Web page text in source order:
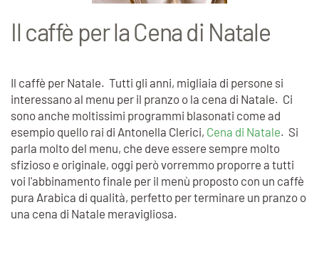
Il caffè per la Cena di Natale
Il caffè per Natale. Tutti gli anni, migliaia di persone si
interessano al menu per il pranzo o la cena di Natale. Ci
sono anche moltissimi programmi blasonati come ad
esempio quello rai di Antonella Clerici, Cena di Natale. Si
parla molto del menu, che deve essere sempre molto
sfizioso e originale, oggi però vorremmo proporre a tutti
voi l'abbinamento finale per il menù proposto con un caffè
pura Arabica di qualità, perfetto per terminare un pranzo o
una cena di Natale meravigliosa.